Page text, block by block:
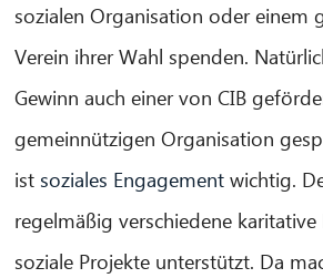
sozialen Organisation oder einem
Verein ihrer Wahl spenden.
Gewinn auch einer von CIB
gemeinnützigen Organisation
ist soziales Engagement wichtig.
regelmäßig verschiedene
soziale Projekte unterstützt. Da